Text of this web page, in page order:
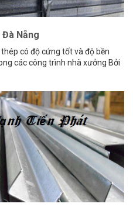
Nẵng
có độ cứng tốt và độ bền
các công trình nhà xưởng Bởi